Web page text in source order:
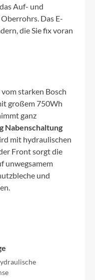
Auf- und
Das E-
die Sie fix voran
starken Bosch
großem 750Wh
ganz
Nabenschaltung
mit hydraulischen
Front sorgt die
unwegsamem
und